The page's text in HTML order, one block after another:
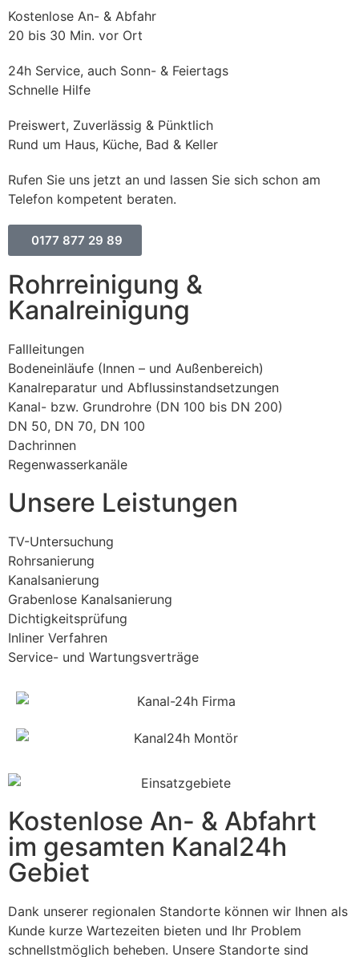
Kostenlose An- & Abfahr
20 bis 30 Min. vor Ort
24h Service, auch Sonn- & Feiertags
Schnelle Hilfe
Preiswert, Zuverlässig & Pünktlich
Rund um Haus, Küche, Bad & Keller
Rufen Sie uns jetzt an und lassen Sie sich schon am
Telefon kompetent beraten.
0177 877 29 89
Rohrreinigung &
Kanalreinigung
Fallleitungen
Bodeneinläufe (Innen – und Außenbereich)
Kanalreparatur und Abflussinstandsetzungen
Kanal- bzw. Grundrohre (DN 100 bis DN 200)
DN 50, DN 70, DN 100
Dachrinnen
Regenwasserkanäle
Unsere Leistungen
TV-Untersuchung
Rohrsanierung
Kanalsanierung
Grabenlose Kanalsanierung
Dichtigkeitsprüfung
Inliner Verfahren
Service- und Wartungsverträge
Kostenlose An- & Abfahrt
im gesamten Kanal24h
Gebiet
Dank unserer regionalen Standorte können wir Ihnen als
Kunde kurze Wartezeiten bieten und Ihr Problem
schnellstmöglich beheben. Unsere Standorte sind